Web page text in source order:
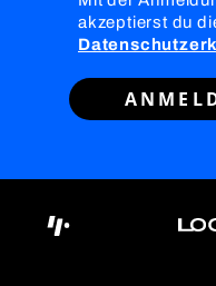
akzeptierst du